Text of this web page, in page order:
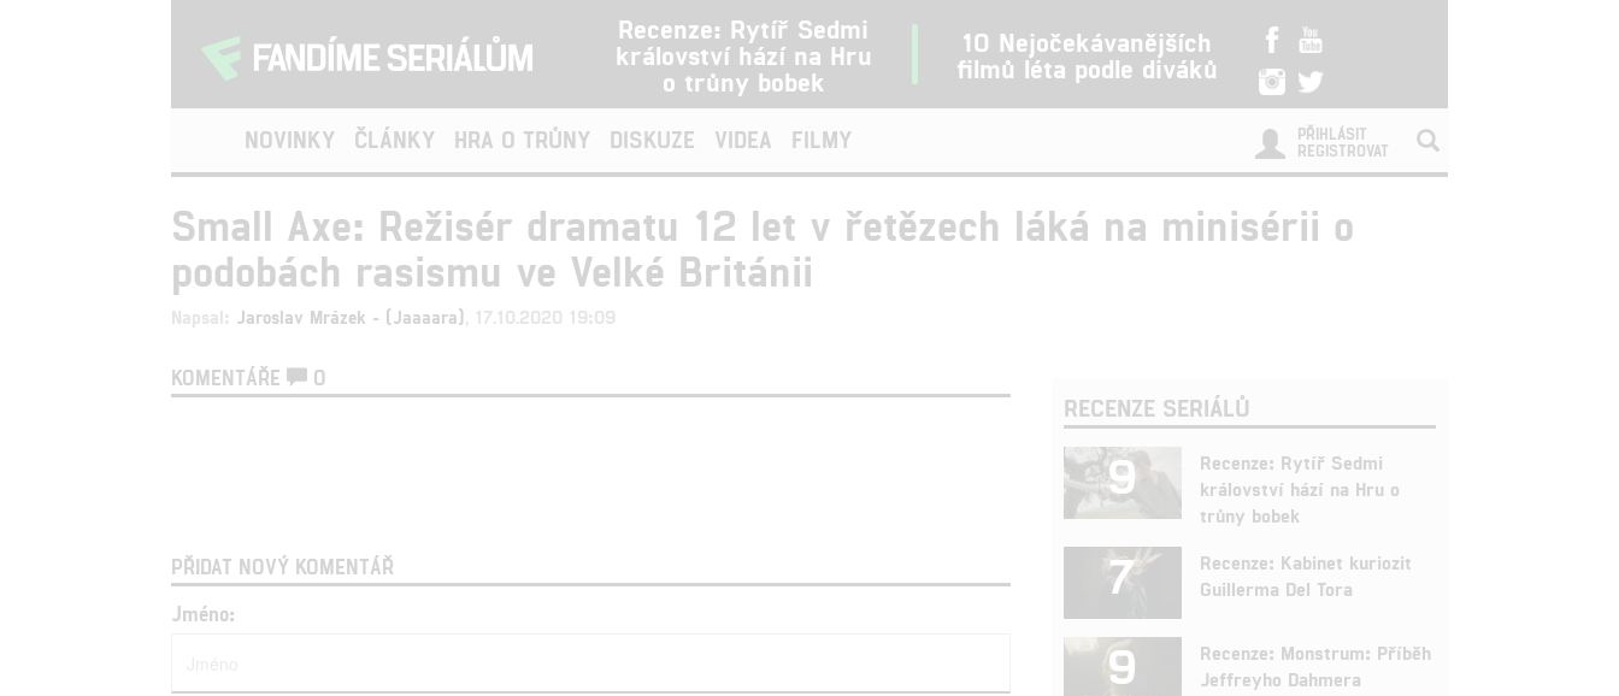
Recenze: Rytíř Sedmi
království hází na Hru
o trůny bobek
10 Nejočekávanějších
filmů léta podle diváků
NOVINKY ČLÁNKY HRA O TRŮNY DISKUZE VIDEA FILMY
PŘIHLÁSIT
REGISTROVAT
Small Axe: Režisér dramatu 12 let v řetězech láká na minisérii o
podobách rasismu ve Velké Británii
Napsal: Jaroslav Mrázek - (Jaaaara) , 17.10.2020 19:09
KOMENTÁŘE 0
PŘIDAT NOVÝ KOMENTÁŘ
Jméno:
RECENZE SERIÁLŮ
9
Recenze: Rytíř Sedmi
království hází na Hru o
trůny bobek
7
Recenze: Kabinet kuriozit
Guillerma Del Tora
9
Recenze: Monstrum: Příběh
Jeffreyho Dahmera